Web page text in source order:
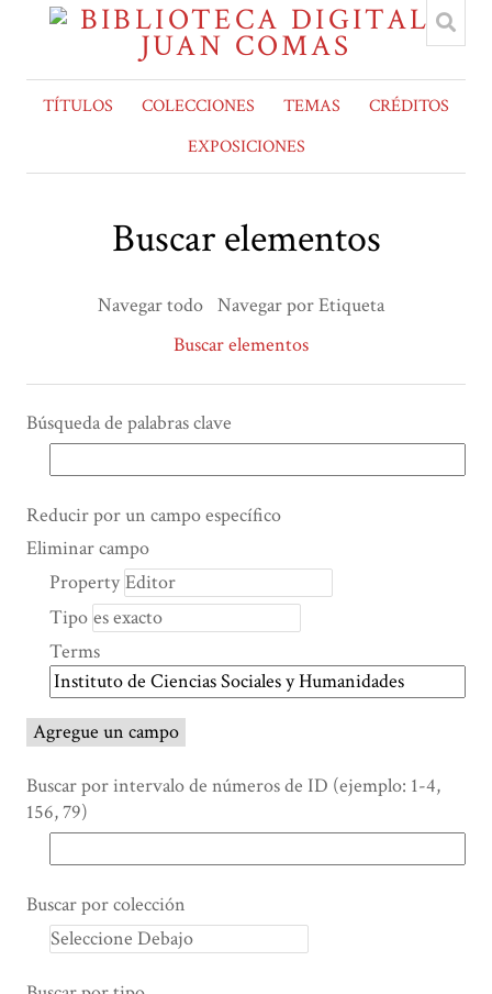
TÍTULOS COLECCIONES TEMAS
CRÉDITOS
EXPOSICIONES
Buscar elementos
Navegar todo Navegar por Etiqueta
Buscar elementos
Búsqueda de palabras clave
Number
rows
"Reducir
por
campo
específico":
1
Reducir por un campo específico
Search Property
Tipo de búsqueda
Términos de búsqueda
Ensamblador de Búsqueda
Eliminar campo
Property
Tipo
Terms
Agregue un campo
Buscar por intervalo de números de ID (ejemplo: 1-4,
156, 79)
Buscar por colección